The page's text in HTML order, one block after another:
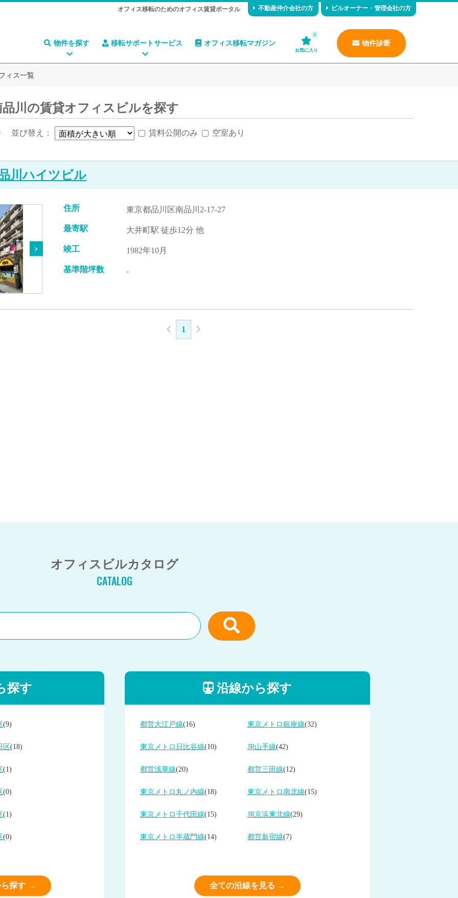
オフィス移転のためのオフィス賃貸ポータル 不動産仲介会社の方 ビルオーナー・管理会社の方
物件を探す 移転サポートサービス オフィス移転マガジン
0
お気に入り
物件診断
ィス一覧
品川の賃貸オフィスビルを探す
並び替え： 賃料公開のみ 空室あり
川ハイツビル
住所 東京都品川区南品川2-17-27
最寄駅 大井町駅 徒歩12分 他
竣工 1982年10月
基準階坪数 -
1
オフィスビルカタログ
CATALOG
探す
(9)
区(18)
(1)
(0)
(1)
(0)
ら探す →
沿線から探す
都営大江戸線(16) 東京メトロ銀座線(32)
東京メトロ日比谷線(10) JR山手線(42)
都営浅草線(20) 都営三田線(12)
東京メトロ丸ノ内線(18) 東京メトロ南北線(15)
東京メトロ千代田線(15) JR京浜東北線(29)
東京メトロ半蔵門線(14) 都営新宿線(7)
全ての沿線を見る →